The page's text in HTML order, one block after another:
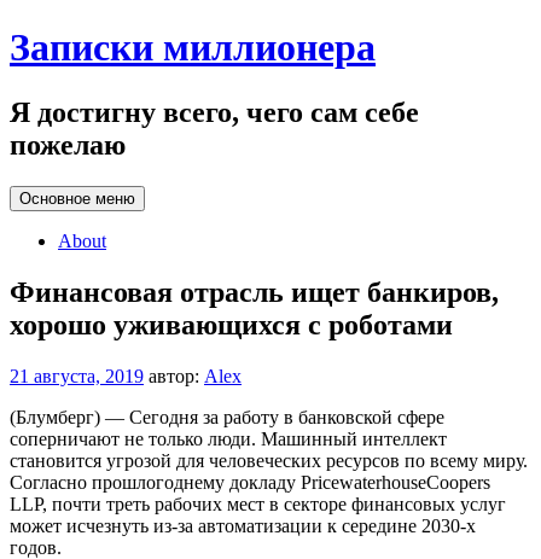
Перейти
к
Записки миллионера
Я достигну всего, чего сам себе
пожелаю
Основное меню
About
Финансовая отрасль ищет банкиров,
хорошо уживающихся с роботами
21 августа, 2019 автор: Alex
(Блумберг) — Сегодня за работу в банковской сфере
соперничают не только люди. Машинный интеллект
становится угрозой для человеческих ресурсов по всему миру.
Согласно прошлогоднему докладу PricewaterhouseCoopers
LLP, почти треть рабочих мест в секторе финансовых услуг
может исчезнуть из-за автоматизации к середине 2030-х
годов.